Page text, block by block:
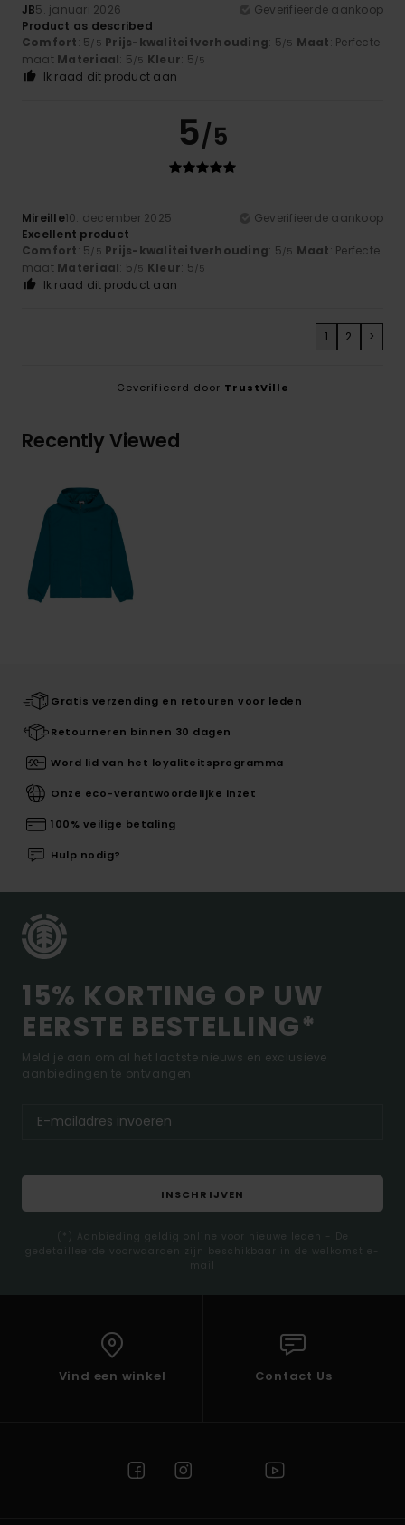
JB5. januari 2026
Geverifieerde aankoop
Product as described
Comfort: 5 /5 Prijs-kwaliteitverhouding: 5 /5 Maat: Perfecte
maat Materiaal: 5 /5 Kleur: 5 /5
Ik raad dit product aan
5/5
Mireille10. december 2025
Geverifieerde aankoop
Excellent product
Comfort: 5 /5 Prijs-kwaliteitverhouding: 5 /5 Maat: Perfecte
maat Materiaal: 5 /5 Kleur: 5 /5
Ik raad dit product aan
1 2 >
Geverifieerd door TrustVille
Recently Viewed
Gratis verzending en retouren voor leden
Retourneren binnen 30 dagen
Word lid van het loyaliteitsprogramma
Onze eco-verantwoordelijke inzet
100% veilige betaling
Hulp nodig?
15% KORTING OP UW
EERSTE BESTELLING*
Meld je aan om al het laatste nieuws en exclusieve
aanbiedingen te ontvangen.
INSCHRIJVEN
(*) Aanbieding geldig online voor nieuwe leden - De
gedetailleerde voorwaarden zijn beschikbaar in de welkomst e-
mail
Vind een winkel Contact Us